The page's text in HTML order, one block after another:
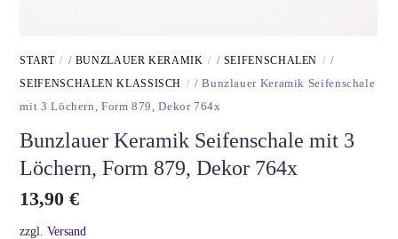
START / BUNZLAUER KERAMIK / SEIFENSCHALEN
/
SEIFENSCHALEN KLASSISCH
/ Bunzlauer Keramik Seifenschale
mit 3 Löchern, Form 879, Dekor 764x
Bunzlauer Keramik Seifenschale mit 3
Löchern, Form 879, Dekor 764x
13,90€
zzgl.Versand